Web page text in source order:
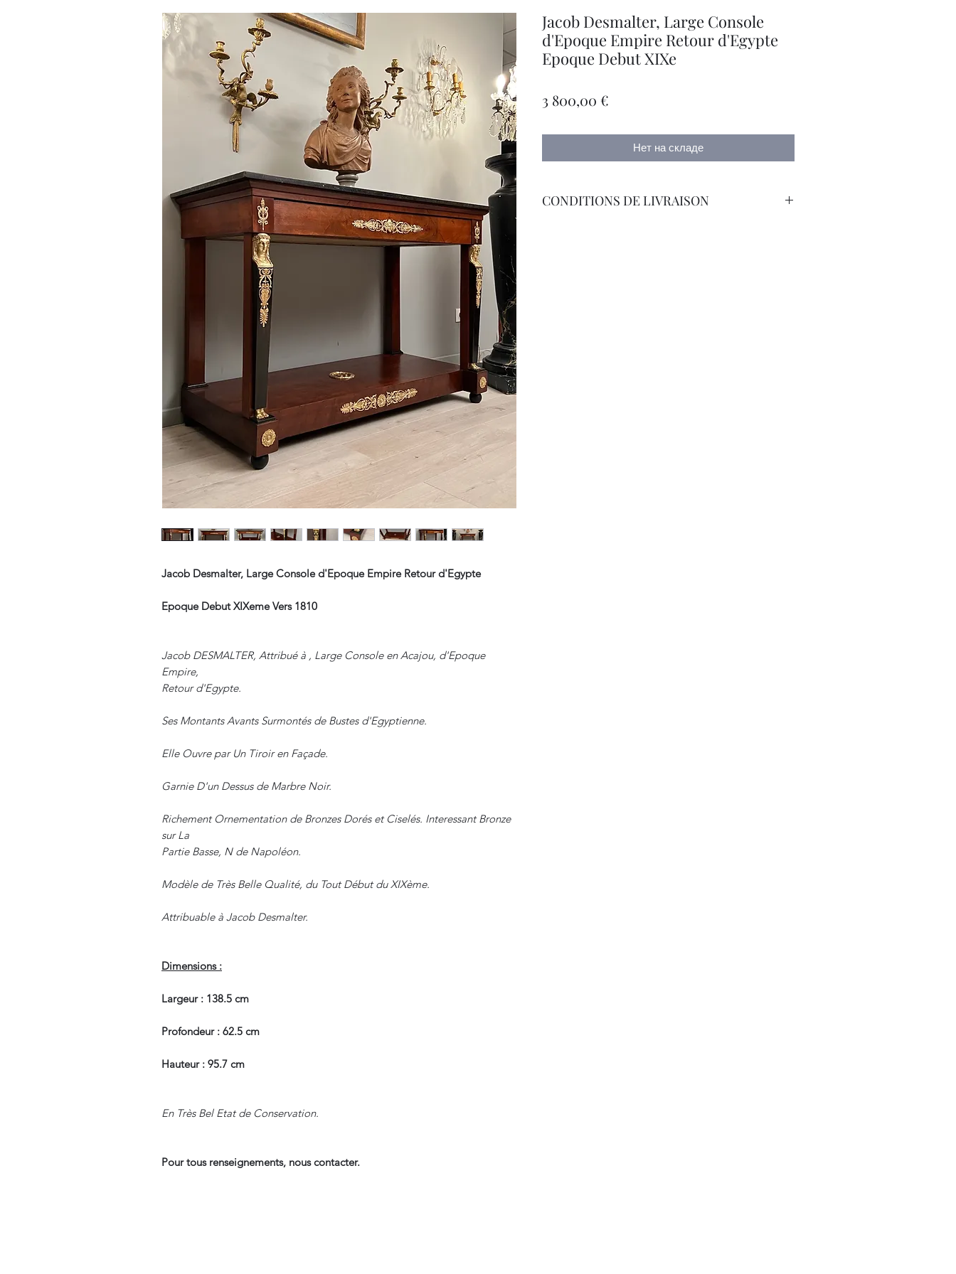
Jacob Desmalter, Large Console d'Epoque Empire Retour d'Egypte
Epoque Debut XIXeme Vers 1810
Jacob DESMALTER, Attribué à , Large Console en Acajou, d'Epoque
Empire,
Retour d'Egypte.
Ses Montants Avants Surmontés de Bustes d'Egyptienne.
Elle Ouvre par Un Tiroir en Façade.
Garnie D'un Dessus de Marbre Noir.
Richement Ornementation de Bronzes Dorés et Ciselés. Interessant Bronze
sur La
Partie Basse, N de Napoléon.
Modèle de Très Belle Qualité, du Tout Début du XIXème.
Attribuable à Jacob Desmalter.
Dimensions :
Largeur : 138.5 cm
Profondeur : 62.5 cm
Hauteur : 95.7 cm
En Très Bel Etat de Conservation.
Pour tous renseignements, nous contacter.
Jacob Desmalter, Large Console
d'Epoque Empire Retour d'Egypte
Epoque Debut XIXe
3 800,00 €
Нет на складе
CONDITIONS DE LIVRAISON